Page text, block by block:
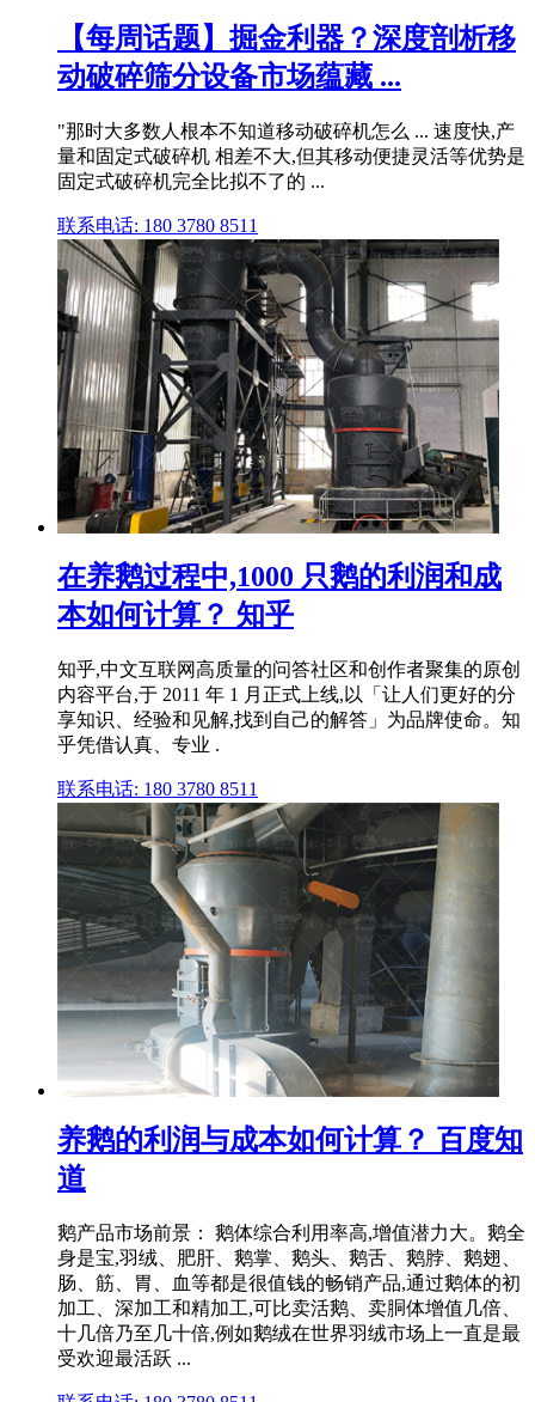
【每周话题】掘金利器？深度剖析移
动破碎筛分设备市场蕴藏 ...
"那时大多数人根本不知道移动破碎机怎么 ... 速度快,产
量和固定式破碎机 相差不大,但其移动便捷灵活等优势是
固定式破碎机完全比拟不了的 ...
联系电话: 180 3780 8511
在养鹅过程中,1000 只鹅的利润和成
本如何计算？ 知乎
知乎,中文互联网高质量的问答社区和创作者聚集的原创
内容平台,于 2011 年 1 月正式上线,以「让人们更好的分
享知识、经验和见解,找到自己的解答」为品牌使命。知
乎凭借认真、专业 .
联系电话: 180 3780 8511
养鹅的利润与成本如何计算？ 百度知
道
鹅产品市场前景： 鹅体综合利用率高,增值潜力大。鹅全
身是宝,羽绒、肥肝、鹅掌、鹅头、鹅舌、鹅脖、鹅翅、
肠、筋、胃、血等都是很值钱的畅销产品,通过鹅体的初
加工、深加工和精加工,可比卖活鹅、卖胴体增值几倍、
十几倍乃至几十倍,例如鹅绒在世界羽绒市场上一直是最
受欢迎最活跃 ...